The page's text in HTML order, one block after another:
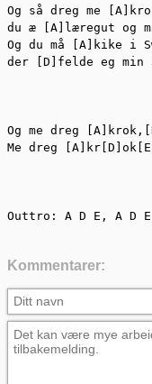
Og så dreg me
du æ [A]læregut og
Og du må [A]kike i
der [D]felde eg
Og me dreg
Me dreg
Outtro: A D E, A D
Kommentarer: